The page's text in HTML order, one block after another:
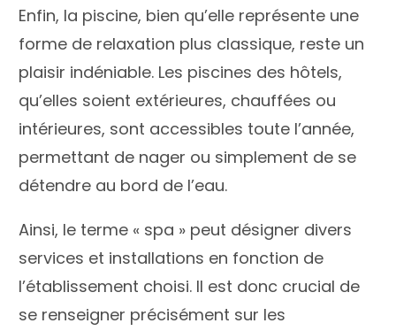
Enfin, la piscine, bien qu’elle représente une
forme de relaxation plus classique, reste un
plaisir indéniable. Les piscines des hôtels,
qu’elles soient extérieures, chauffées ou
intérieures, sont accessibles toute l’année,
permettant de nager ou simplement de se
détendre au bord de l’eau.
Ainsi, le terme « spa » peut désigner divers
services et installations en fonction de
l’établissement choisi. Il est donc crucial de
se renseigner précisément sur les